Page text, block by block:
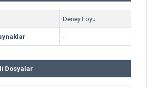
Deney Föyü
-
Dosyalar